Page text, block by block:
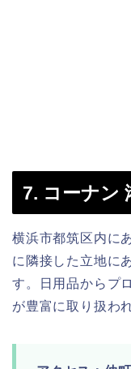
7. コーナン
横浜市都筑区内に
に隣接した立地に
す。日用品からプ
が豊富に取り扱わ